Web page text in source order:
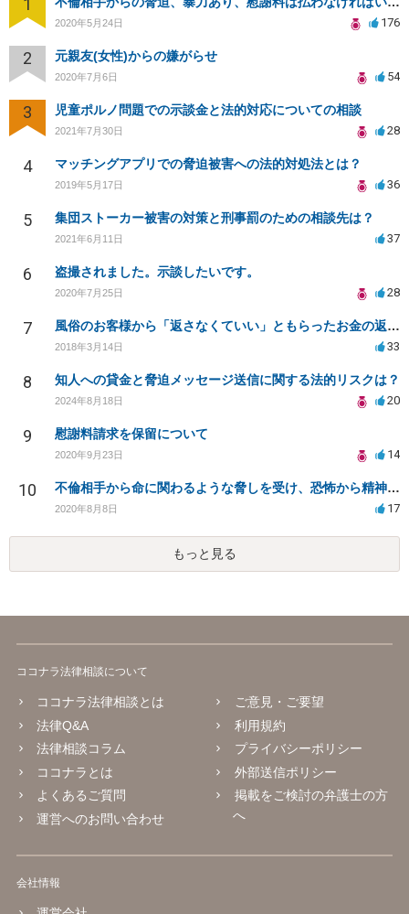
1
2020年5月24日 176
2 元親友(女性)からの嫌がらせ
2020年7月6日 54
3 児童ポルノ問題での示談金と法的対応についての相談
2021年7月30日 28
4 マッチングアプリでの脅迫被害への法的対処法とは？
2019年5月17日 36
5 集団ストーカー被害の対策と刑事罰のための相談先は？
2021年6月11日 37
6 盗撮されました。示談したいです。
2020年7月25日 28
7 風俗のお客様から「返さなくていい」ともらったお金の返済を強要されています
2018年3月14日 33
8 知人への貸金と脅迫メッセージ送信に関する法的リスクは？
2024年8月18日 20
9 慰謝料請求を保留について
2020年9月23日 14
10 不倫相手から命に関わるような脅しを受け、恐怖から精神的にまいっています。
2020年8月8日 17
もっと見る
ココナラ法律相談について
ココナラ法律相談とは
法律Q&A
法律相談コラム
ココナラとは
よくあるご質問
運営へのお問い合わせ
ご意見・ご要望
利用規約
プライバシーポリシー
外部送信ポリシー
掲載をご検討の弁護士の方
へ
会社情報